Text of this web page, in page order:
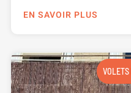
EN SAVOIR PLUS
VOLETS